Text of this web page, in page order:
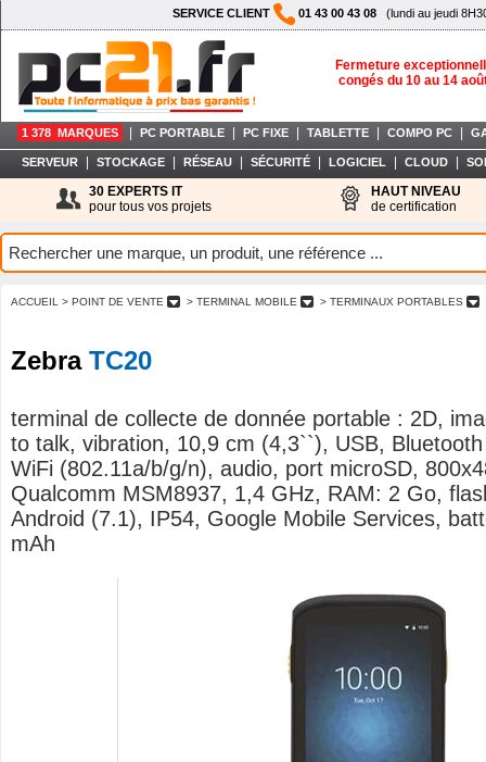
SERVICE CLIENT 01 43 00 43 08 (lundi au jeudi
Fermeture
congés du 10 au 14
1 378 MARQUES PC PORTABLE PC FIXE TABLETTE COMPO PC
SERVEUR STOCKAGE RÉSEAU SÉCURITÉ LOGICIEL CLOUD
30 EXPERTS IT
pour tous vos projets
HAUT NIVEAU
de certification
ACCUEIL > POINT DE VENTE > TERMINAL MOBILE > TERMINAUX PORTABLES
Zebra TC20
terminal de collecte de donnée portable : 2D,
to talk, vibration, 10,9 cm (4,3``), USB,
WiFi (802.11a/b/g/n), audio, port microSD,
Qualcomm MSM8937, 1,4 GHz, RAM: 2 Go,
Android (7.1), IP54, Google Mobile Services,
mAh